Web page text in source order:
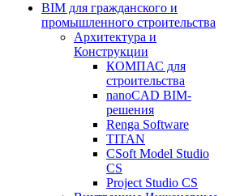
BIM для гражданского и
промышленного строительства
Архитектура и
Конструкции
КОМПАС для
строительства
nanoCAD BIM-
решения
Renga Software
TITAN
CSoft Model Studio
CS
Project Studio CS